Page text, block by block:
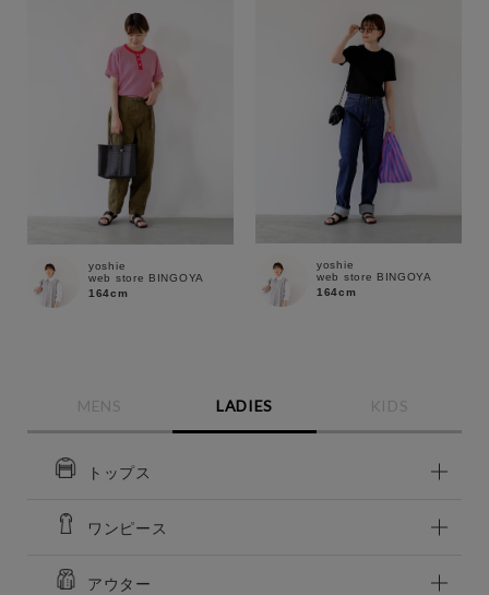
yoshie
web store BINGOYA
164cm
yoshie
web store BINGOYA
164cm
MENS LADIES KIDS
トップス
ワンピース
アウター